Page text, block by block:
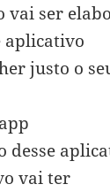
vai ser
aplicativo
justo o
desse
vai ter